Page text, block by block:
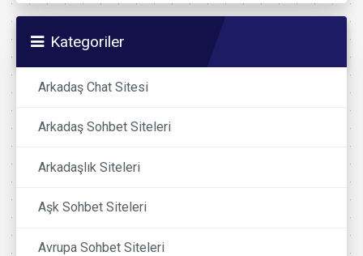
Kategoriler
Arkadaş Chat Sitesi
Arkadaş Sohbet Siteleri
Arkadaşlık Siteleri
Aşk Sohbet Siteleri
Avrupa Sohbet Siteleri